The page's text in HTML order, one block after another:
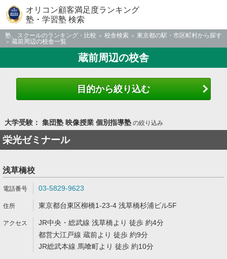
オリコン顧客満足度ランキング
塾・学習塾 検索
塾、スクールのランキング・比較 校舎検索
東京都の駅・市区町村から探す
蔵前周辺の校舎一覧
蔵前周辺の校舎
目的から絞り込む
大学受験： 集団塾 映像授業 個別指導塾の絞り込み
栄光ゼミナール
浅草橋校
03-5829-9623
東京都台東区柳橋1-23-4 浅草橋杉浦ビル5F
JR中央・総武線 浅草橋より 徒歩 約4分
都営大江戸線 蔵前より 徒歩 約9分
JR総武本線 馬喰町より 徒歩 約10分